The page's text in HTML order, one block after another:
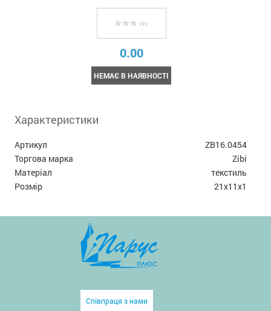
( 0 )
0.00
НЕМАЄ В НАЯВНОСТІ
Характеристики
Артикул
ZB16.0454
Торгова марка
Zibi
Матеріал
текстиль
Розмір
21x11х1
Співпраця з нами